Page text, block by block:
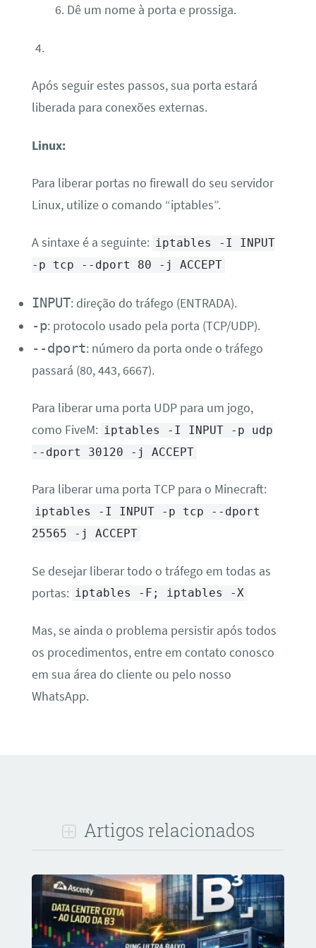
Dê um nome à porta e prossiga.
Após seguir estes passos, sua porta estará
liberada para conexões externas.
Linux:
Para liberar portas no firewall do seu servidor
Linux, utilize o comando “iptables”.
A sintaxe é a seguinte: iptables -I INPUT
-p tcp --dport 80 -j ACCEPT
INPUT: direção do tráfego (ENTRADA).
-p: protocolo usado pela porta (TCP/UDP).
--dport: número da porta onde o tráfego
passará (80, 443, 6667).
Para liberar uma porta UDP para um jogo,
como FiveM: iptables -I INPUT -p udp
--dport 30120 -j ACCEPT
Para liberar uma porta TCP para o Minecraft:
iptables -I INPUT -p tcp --dport
25565 -j ACCEPT
Se desejar liberar todo o tráfego em todas as
portas: iptables -F; iptables -X
Mas, se ainda o problema persistir após todos
os procedimentos, entre em contato conosco
em sua área do cliente ou pelo nosso
WhatsApp.
Artigos relacionados